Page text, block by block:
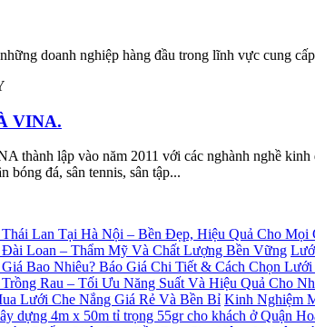
doanh nghiệp hàng đầu trong lĩnh vực cung
VINA.
thành lập vào năm 2011 với các nghành nghề
bóng đá, sân tennis, sân tập...
Kinh Nghiệm